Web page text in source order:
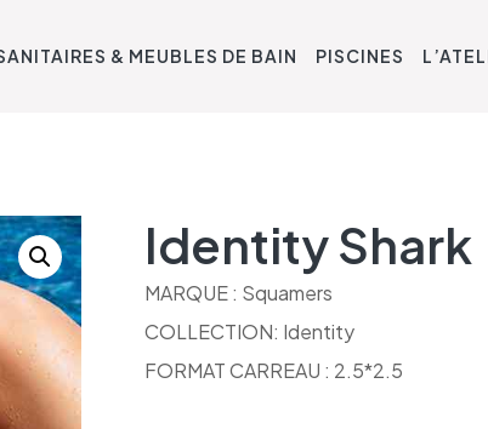
& MEUBLES DE BAIN PISCINES
Identity Shark
MARQUE : Squamers
COLLECTION: Identity
FORMAT CARREAU : 2.5*2.5